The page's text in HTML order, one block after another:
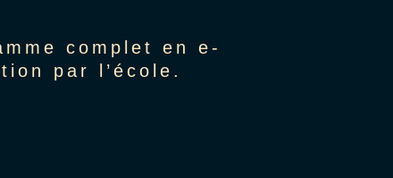
complet en e-
par l’école.